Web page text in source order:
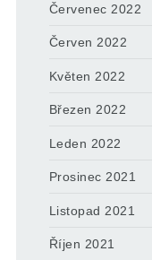
Červenec 2022
Červen 2022
Květen 2022
Březen 2022
Leden 2022
Prosinec 2021
Listopad 2021
Říjen 2021